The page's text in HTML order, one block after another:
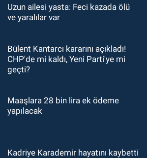
23:05Kozlu Belediyespor'dan
3.Lig'e transfer oldu
22:33Zonguldak TSO önemli
etkinliğe ev sahipliği yaptı
Uzun ailesi yasta: Feci kazada ölü
ve yaralılar var
Bülent Kantarcı kararını açıkladı!
CHP'de mi kaldı, Yeni Parti'ye mi
geçti?
Maaşlara 28 bin lira ek ödeme
yapılacak
Kadriye Karademir hayatını kaybetti